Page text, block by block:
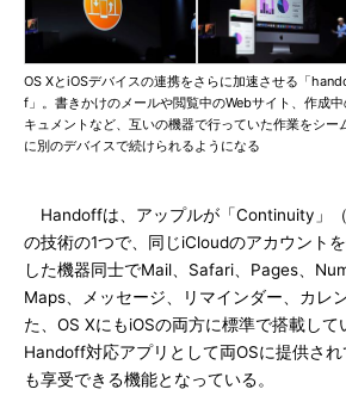
OS XとiOSデバイスの連携をさらに加速させる「
f」。書きかけのメールや閲覧中のWebサイト、作成中
キュメントなど、互いの機器で行っていた作業をシー
に別のデバイスで続けられるようになる
Handoffは、アップルが「Continuity」
の技術の1つで、同じiCloudのアカウント
した機器同士でMail、Safari、Pages、
Maps、メッセージ、リマインダー、カレ
た、OS XにもiOSの両方に標準で搭載して
Handoff対応アプリとして両OSに提供さ
も享受できる機能となっている。